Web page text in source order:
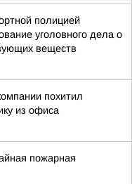
полицией
уголовного дела о
веществ
похитил
из офиса
пожарная